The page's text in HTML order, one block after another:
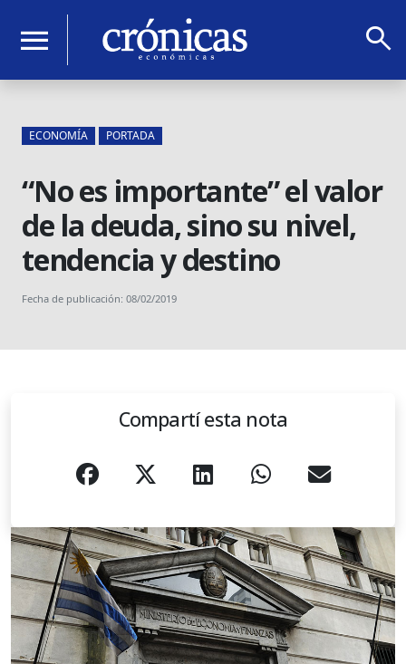
menu search
ECONOMÍA PORTADA
“No es importante” el valor
de la deuda, sino su nivel,
tendencia y destino
Fecha de publicación: 08/02/2019
Compartí esta nota